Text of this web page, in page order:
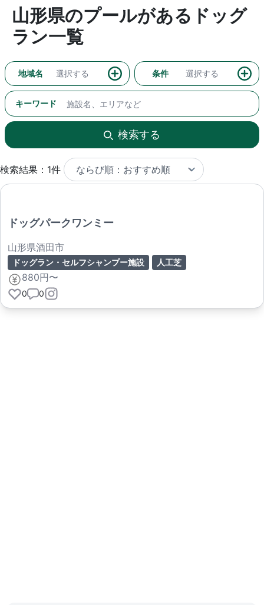
山形県のプールがあるドッグ
ラン一覧
地域名 選択する 条件 選択する
キーワード
検索する
検索結果：1件
ドッグパークワンミー
山形県酒田市
ドッグラン・セルフシャンプー施設 人工芝
880円〜
0 0